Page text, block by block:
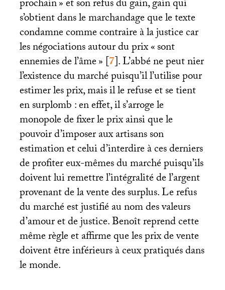
prochain» et son refus du gain, gain qui
s’obtient dans le marchandage que le texte
condamne comme contraire à la justice car
les négociations autour du prix «sont
ennemies de l’âme»[7]. L’abbé ne peut nier
l’existence du marché puisqu’il l’utilise pour
estimer les prix, mais il le refuse et se tient
en surplomb : en effet, il s’arroge le
monopole de fixer le prix ainsi que le
pouvoir d’imposer aux artisans son
estimation et celui d’interdire à ces derniers
de profiter eux-mêmes du marché puisqu’ils
doivent lui remettre l’intégralité de l’argent
provenant de la vente des surplus. Le refus
du marché est justifié au nom des valeurs
d’amour et de justice. Benoît reprend cette
même règle et affirme que les prix de vente
doivent être inférieurs à ceux pratiqués dans
le monde.